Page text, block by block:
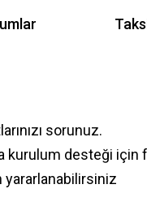
sorunuz.
kurulum desteği